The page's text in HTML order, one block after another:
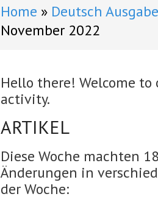
Home
Deutsch
November 2022
Hello there! Welcome
activity.
ARTIKEL
Diese Woche machten
Änderungen in
der Woche: